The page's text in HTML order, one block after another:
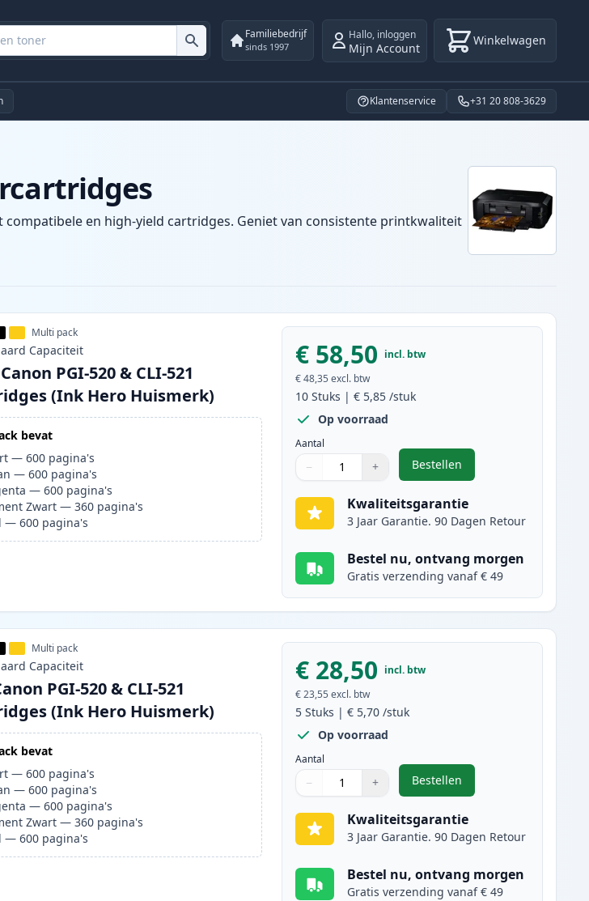
Familiebedrijf
sinds 1997
Hallo, inloggen
Mijn Account Winkelwagen
Klantenservice +31 20 808-3629
en high-yield cartridges. Geniet van consistente printkwaliteit
Multi pack
Capaciteit
PGI-520 & CLI-521
(Ink Hero Huismerk)
bevat
—600 pagina's
—600 pagina's
—600 pagina's
Zwart —360 pagina's
—600 pagina's
€ 58,50 incl. btw
€ 48,35 excl. btw
10 Stuks |€ 5,85 /stuk
Op voorraad
Aantal
Aantal
Gebruik de knoppen om aan te passen
− +
Aantal 1
Bestellen
,10 stuks Canon PGI-520
Kwaliteitsgarantie
3 Jaar Garantie. 90 Dagen Retour
Bestel nu, ontvang morgen
Gratis verzending vanaf € 49
Multi pack
Capaciteit
PGI-520 & CLI-521
(Ink Hero Huismerk)
bevat
—600 pagina's
—600 pagina's
—600 pagina's
Zwart —360 pagina's
—600 pagina's
€ 28,50 incl. btw
€ 23,55 excl. btw
5 Stuks |€ 5,70 /stuk
Op voorraad
Aantal
Aantal
Gebruik de knoppen om aan te passen
− +
Aantal 1
Bestellen
,5 stuks Canon PGI-520 &
Kwaliteitsgarantie
3 Jaar Garantie. 90 Dagen Retour
Bestel nu, ontvang morgen
Gratis verzending vanaf € 49